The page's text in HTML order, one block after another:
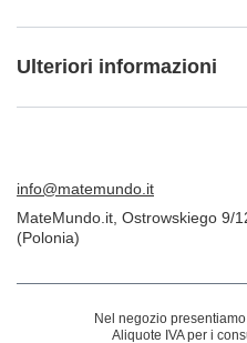
Ulteriori informazioni
info@matemundo.it
MateMundo.it, Ostrowskiego 9/
(Polonia)
Nel negozio
Aliquote IVA per i